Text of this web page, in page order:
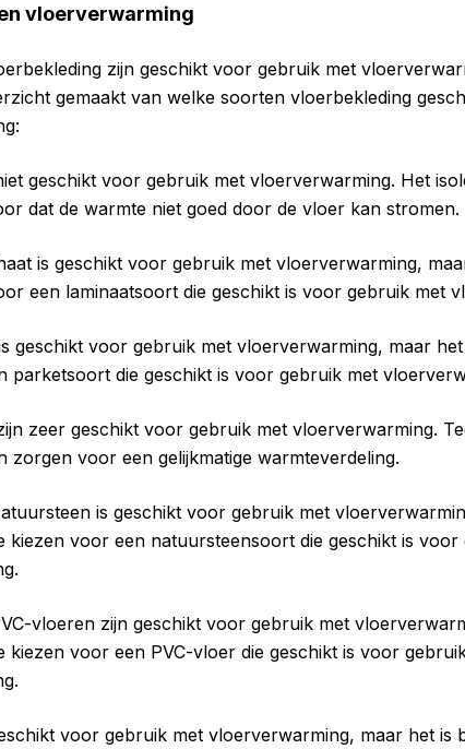
vloerverwarming
zijn geschikt voor gebruik met
gemaakt van welke soorten vloerbekleding
geschikt voor gebruik met vloerverwarming. Het
dat de warmte niet goed door de vloer kan stromen.
is geschikt voor gebruik met vloerverwarming,
een laminaatsoort die geschikt is voor gebruik met
geschikt voor gebruik met vloerverwarming, maar
parketsoort die geschikt is voor gebruik met
zeer geschikt voor gebruik met vloerverwarming.
zorgen voor een gelijkmatige warmteverdeling.
is geschikt voor gebruik met
kiezen voor een natuursteensoort die geschikt is voor
vloeren zijn geschikt voor gebruik met
kiezen voor een PVC-vloer die geschikt is voor
voor gebruik met vloerverwarming, maar het is